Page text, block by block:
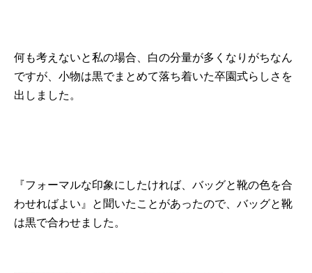
何も考えないと私の場合、白の分量が多くなりがちなん
ですが、小物は黒でまとめて落ち着いた卒園式らしさを
出しました。
『フォーマルな印象にしたければ、バッグと靴の色を合
わせればよい』と聞いたことがあったので、バッグと靴
は黒で合わせました。